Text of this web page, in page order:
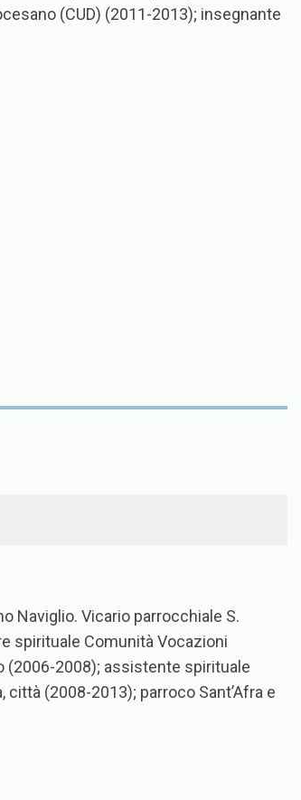
(CUD) (2011-2013); insegnante
Naviglio. Vicario parrocchiale S.
spirituale Comunità Vocazioni
(2006-2008); assistente spirituale
(2008-2013); parroco Sant’Afra e